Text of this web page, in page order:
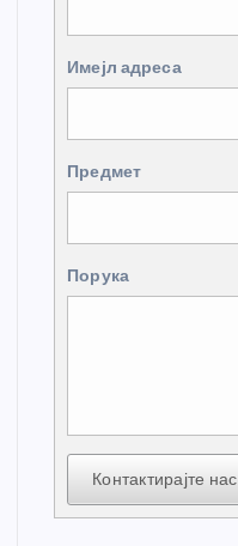
Имејл адреса
Предмет
Порука
Контактирајте нас